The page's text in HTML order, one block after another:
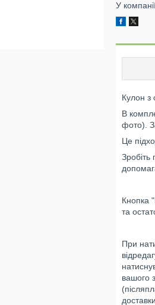
У
Кулон з
В
фото).
Це
Зробіть
Кнопка
та
При
вашого